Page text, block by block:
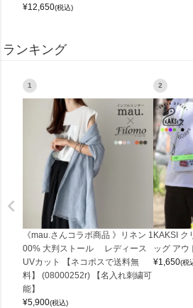
¥12,650(税込)
ランキング
1
《mau.さんコラボ商品 》リネン 1
00% 大判ストール レディース
UVカット 【ネコポスで送料無
料】 (08000252r) 【名入れ刺繍可
能】
¥5,900(税込)
2
KAKSI ク
ッグ アウ
¥1,650(税